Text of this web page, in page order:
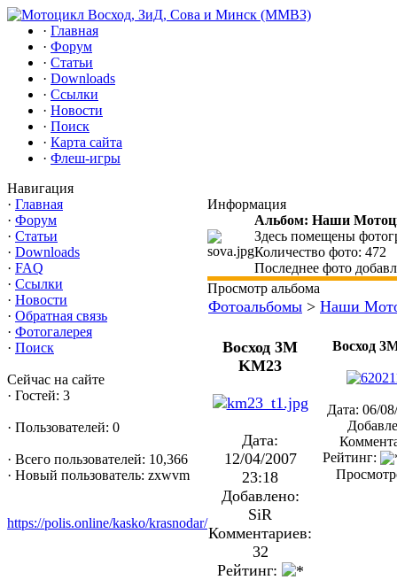
· Главная
· Форум
· Статьи
· Downloads
· Ссылки
· Новости
· Поиск
· Карта сайта
· Флеш-игры
Навигация
· Главная
· Форум
· Статьи
· Downloads
· FAQ
· Ссылки
· Новости
· Обратная связь
· Фотогалерея
· Поиск
Сейчас на сайте
· Гостей: 3
· Пользователей: 0
· Всего пользователей: 10,366
· Новый пользователь: zxwvm
https://polis.online/kasko/krasnodar/
Информация
Альбом: Наши
Здесь помещены
Количество фото: 472
Последнее фото
Просмотр альбома
Фотоальбомы > Наши
Восход 3М
KM23
Дата:
12/04/2007
23:18
Добавлено:
SiR
Комментариев:
32
Рейтинг:
Восход
Дата: 06/
Рейтинг: